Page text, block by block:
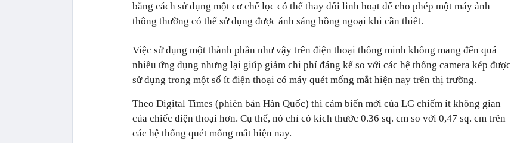
bằng cách sử dụng một cơ chế lọc có thể thay đổi linh hoạt để cho phép một máy ảnh
thông thường có thể sử dụng được ánh sáng hồng ngoại khi cần thiết.
Việc sử dụng một thành phần như vậy trên điện thoại thông minh không mang đến quá
nhiều ứng dụng nhưng lại giúp giảm chi phí đáng kể so với các hệ thống camera kép được
sử dụng trong một số ít điện thoại có máy quét mống mắt hiện nay trên thị trường.
Theo Digital Times (phiên bản Hàn Quốc) thì cảm biến mới của LG chiếm ít không gian
của chiếc điện thoại hơn. Cụ thể, nó chỉ có kích thước 0.36 sq. cm so với 0,47 sq. cm trên
các hệ thống quét mống mắt hiện nay.